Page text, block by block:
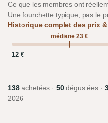
Ce que les membres ont
Une fourchette typique, pas le
Historique complet des prix
médiane 23 €
12 €
138 achetées · 50 dégustées ·
2026